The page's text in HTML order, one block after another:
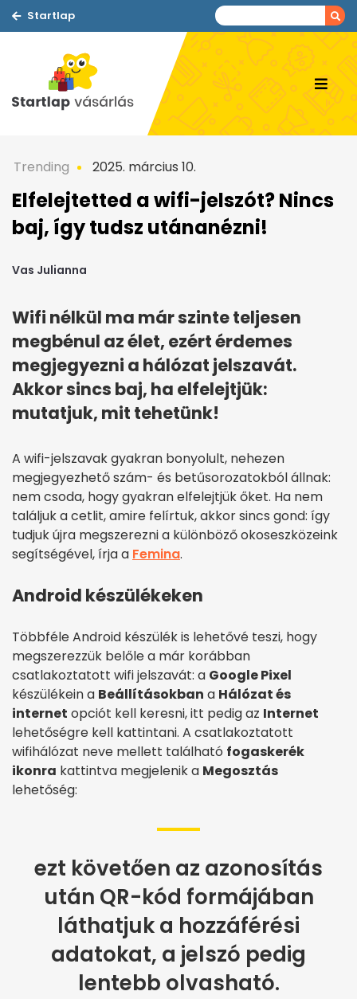
Startlap
Trending 2025. március 10.
Elfelejtetted a wifi-jelszót? Nincs
baj, így tudsz utánanézni!
Vas Julianna
Wifi nélkül ma már szinte teljesen
megbénul az élet, ezért érdemes
megjegyezni a hálózat jelszavát.
Akkor sincs baj, ha elfelejtjük:
mutatjuk, mit tehetünk!
A wifi-jelszavak gyakran bonyolult, nehezen
megjegyezhető szám- és betűsorozatokból állnak:
nem csoda, hogy gyakran elfelejtjük őket. Ha nem
találjuk a cetlit, amire felírtuk, akkor sincs gond: így
tudjuk újra megszerezni a különböző okoseszközeink
segítségével, írja a Femina.
Android készülékeken
Többféle Android készülék is lehetővé teszi, hogy
megszerezzük belőle a már korábban
csatlakoztatott wifi jelszavát: a Google Pixel
készülékein a Beállításokban a Hálózat és
internet opciót kell keresni, itt pedig az Internet
lehetőségre kell kattintani. A csatlakoztatott
wifihálózat neve mellett található fogaskerék
ikonra kattintva megjelenik a Megosztás
lehetőség:
ezt követően az azonosítás
után QR-kód formájában
láthatjuk a hozzáférési
adatokat, a jelszó pedig
lentebb olvasható.